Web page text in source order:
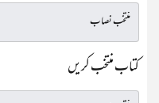
کتاب منتخب کریں